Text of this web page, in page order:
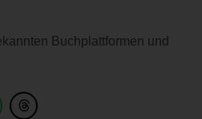
Buchplattformen und